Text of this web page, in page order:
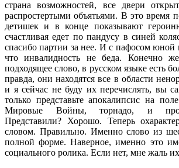
страна возможностей, все двери
распростертыми объятьями. В это время
детишек и в конце показывают
счастливая едет по пандусу в синей
спасибо партии за нее. И с пафосом юной
что инвалидность не беда. Конечно
подходящее слово, в русском языке есть
правда, они находятся все в области
и я сейчас не буду их перечислять, вы
только представьте апокалипсис на
Мировые Войны, торнадо, и
Представили? Хорошо. Теперь
словом. Правильно. Именно слово из
полной форме. Наверное, именно это
социального ролика. Если нет, мне жаль